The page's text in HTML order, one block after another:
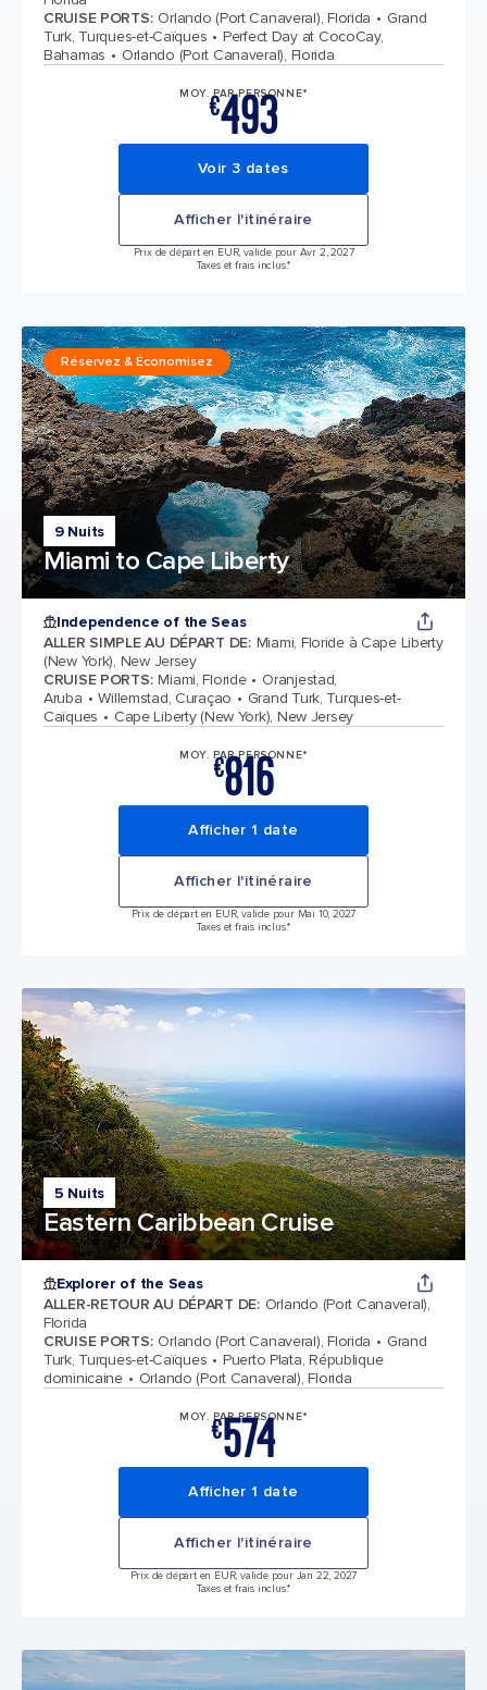
CRUISE PORTS: Orlando (Port Canaveral), Florida
Grand
Turk, Turques-et-Caïques
Perfect Day at CocoCay,
Bahamas
Orlando (Port Canaveral), Florida
MOY. PAR PERSONNE*
€493
Voir 3 dates
Afficher l'itinéraire
Prix de départ en EUR, valide pour Avr 2, 2027
Taxes et frais inclus.*
9 Nuits
Miami to Cape Liberty
Réservez & Économisez
Independence of the Seas
ALLER SIMPLE AU DÉPART DE: Miami, Floride à Cape Liberty
(New York), New Jersey
CRUISE PORTS: Miami, Floride
Oranjestad,
Aruba
Willemstad, Curaçao
Grand Turk, Turques-et-
Caïques
Cape Liberty (New York), New Jersey
MOY. PAR PERSONNE*
€816
Afficher 1 date
Afficher l'itinéraire
Prix de départ en EUR, valide pour Mai 10, 2027
Taxes et frais inclus.*
5 Nuits
Eastern Caribbean Cruise
Explorer of the Seas
ALLER-RETOUR AU DÉPART DE: Orlando (Port Canaveral),
Florida
CRUISE PORTS: Orlando (Port Canaveral), Florida
Grand
Turk, Turques-et-Caïques
Puerto Plata, République
dominicaine
Orlando (Port Canaveral), Florida
MOY. PAR PERSONNE*
€574
Afficher 1 date
Afficher l'itinéraire
Prix de départ en EUR, valide pour Jan 22, 2027
Taxes et frais inclus.*